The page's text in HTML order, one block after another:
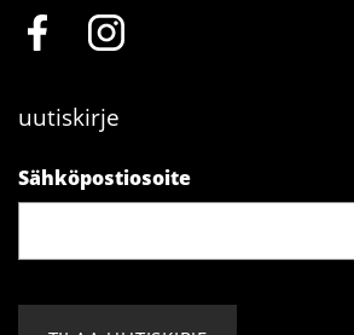
uutiskirje
Sähköpostiosoite